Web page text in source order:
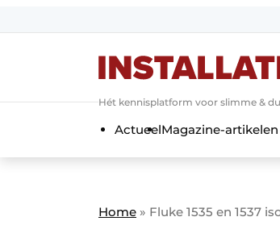
Algemene
Banner overzicht
BedrijvenAanmelden
Bedrijven
Evenement
Hét kennisplatform voor slimme &
ActueelMagazine-artikelen
Home » Fluke 1535 en 1537